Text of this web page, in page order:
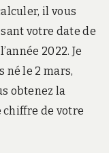
il vous
votre date de
2022. Je
né le 2 mars,
obtenez la
chiffre de votre